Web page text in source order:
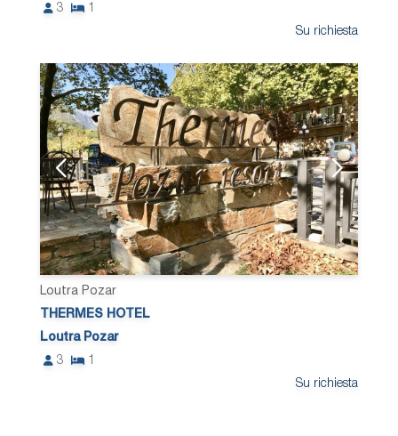
3
1
Su richiesta
Loutra Pozar
THERMES HOTEL
Loutra Pozar
3
1
Su richiesta